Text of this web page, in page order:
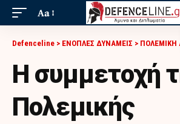
Aa
Defenceline > ΕΝΟΠΛΕΣ ΔΥΝΑΜΕΙΣ > ΠΟΛΕΜΙΚΗ
Η συμμετοχή
Πολεμικής